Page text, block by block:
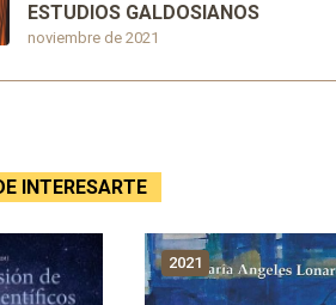
noviembre de 2021
ESTUDIOS GALDOSIANOS
INTERESARTE
2021